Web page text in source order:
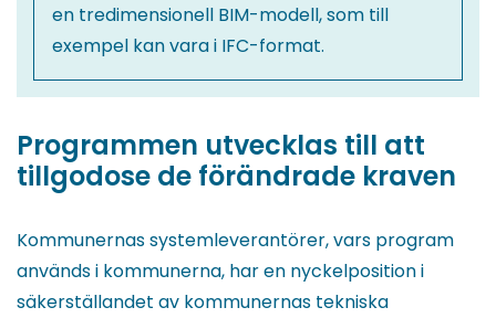
en tredimensionell BIM-modell, som till
exempel kan vara i IFC-format.
Programmen utvecklas till att
tillgodose de förändrade kraven
Kommunernas systemleverantörer, vars program
används i kommunerna, har en nyckelposition i
säkerställandet av kommunernas tekniska